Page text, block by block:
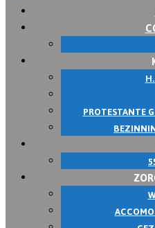
PROTESTANTE